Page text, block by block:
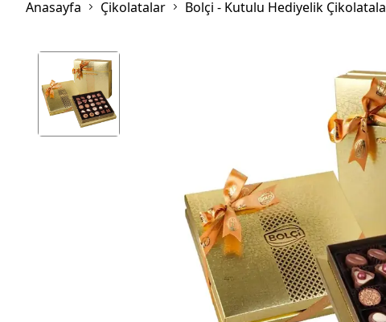
Anasayfa Çikolatalar Bolçi - Kutulu Hediyelik Çikolatala